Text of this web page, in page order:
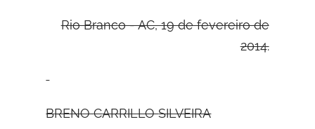
Rio Branco - AC, 19 de fevereiro de
2014.
BRENOCARRILLOSILVEIRA